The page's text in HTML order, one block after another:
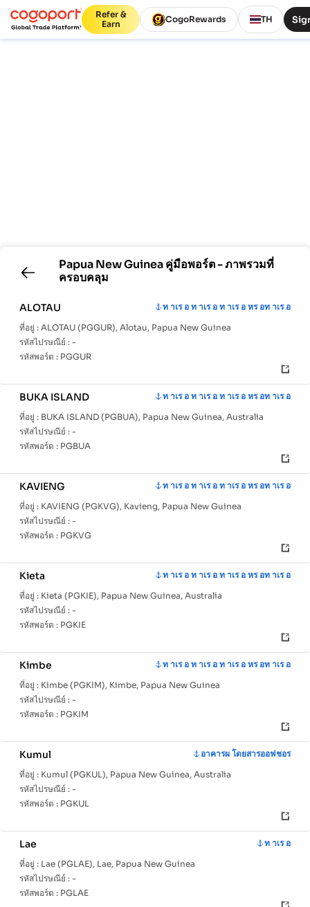
Refer &
Earn
CogoRewards TH
Papua New Guineaคู่มือพอร์ต - ภาพรวมที่
ครอบคลุม
ALOTAU
ท าเร อ ท าเร อ ท าเร อ หร อท าเร อ
ที่อยู่ : ALOTAU (PGGUR), Alotau, Papua New Guinea
รหัสไปรษณีย์ : -
รหัสพอร์ต : PGGUR
BUKA ISLAND
ท าเร อ ท าเร อ ท าเร อ หร อท าเร อ
ที่อยู่ : BUKA ISLAND (PGBUA), Papua New Guinea, Australia
รหัสไปรษณีย์ : -
รหัสพอร์ต : PGBUA
KAVIENG
ท าเร อ ท าเร อ ท าเร อ หร อท าเร อ
ที่อยู่ : KAVIENG (PGKVG), Kavieng, Papua New Guinea
รหัสไปรษณีย์ : -
รหัสพอร์ต : PGKVG
Kieta
ท าเร อ ท าเร อ ท าเร อ หร อท าเร อ
ที่อยู่ : Kieta (PGKIE), Papua New Guinea, Australia
รหัสไปรษณีย์ : -
รหัสพอร์ต : PGKIE
Kimbe
ท าเร อ ท าเร อ ท าเร อ หร อท าเร อ
ที่อยู่ : Kimbe (PGKIM), Kimbe, Papua New Guinea
รหัสไปรษณีย์ : -
รหัสพอร์ต : PGKIM
Kumul
อาคารผ โดยสารออฟชอร
ที่อยู่ : Kumul (PGKUL), Papua New Guinea, Australia
รหัสไปรษณีย์ : -
รหัสพอร์ต : PGKUL
Lae
ท าเร อ
ที่อยู่ : Lae (PGLAE), Lae, Papua New Guinea
รหัสไปรษณีย์ : -
รหัสพอร์ต : PGLAE